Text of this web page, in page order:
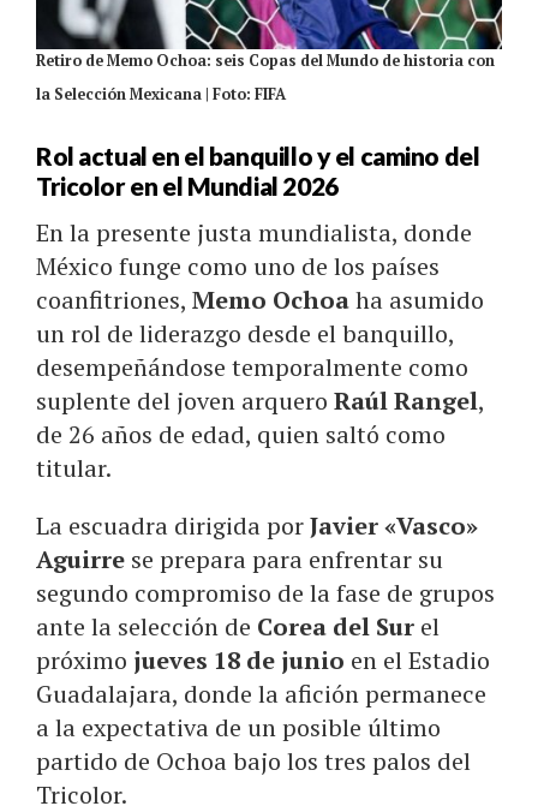
Retiro de Memo Ochoa: seis Copas del Mundo de historia con
la Selección Mexicana | Foto: FIFA
Rol actual en el banquillo y el camino del
Tricolor en el Mundial 2026
En la presente justa mundialista, donde
México funge como uno de los países
coanfitriones, Memo Ochoaha asumido
un rol de liderazgo desde el banquillo,
desempeñándose temporalmente como
suplente del joven arquero Raúl Rangel,
de 26 años de edad, quien saltó como
titular.
La escuadra dirigida porJavier «Vasco»
Aguirre se prepara para enfrentar su
segundo compromiso de la fase de grupos
ante la selección de Corea del Sur el
próximo jueves 18 de junio en el Estadio
Guadalajara, donde la afición permanece
a la expectativa de un posible último
partido de Ochoa bajo los tres palos del
Tricolor.